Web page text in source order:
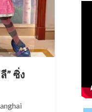
” ซิ่ง